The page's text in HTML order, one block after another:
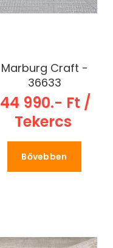
Marburg Craft -
36633
44 990.- Ft /
Tekercs
Bővebben